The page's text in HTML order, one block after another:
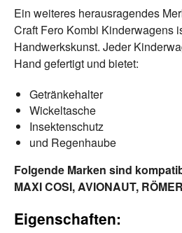
Ein weiteres herausragendes
Craft Fero Kombi Kinderwagens
Handwerkskunst. Jeder
Hand gefertigt und bietet:
Getränkehalter
Wickeltasche
Insektenschutz
und Regenhaube
Folgende Marken sind
MAXI COSI, AVIONAUT,
Eigenschaften: